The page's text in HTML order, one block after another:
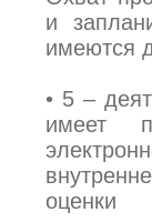
и
имеются
• 5 –
имеет
оценки